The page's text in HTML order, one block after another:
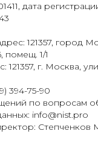
дата
121357, город
помещ. 1/1
121357, г. Москва,
394-75-90
по вопросам
info@nist.pro
Степченков